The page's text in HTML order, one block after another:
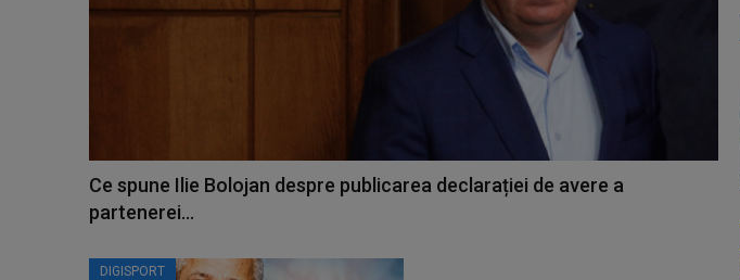
Ce spune Ilie Bolojan despre publicarea declarației de avere a
partenerei...
DIGISPORT